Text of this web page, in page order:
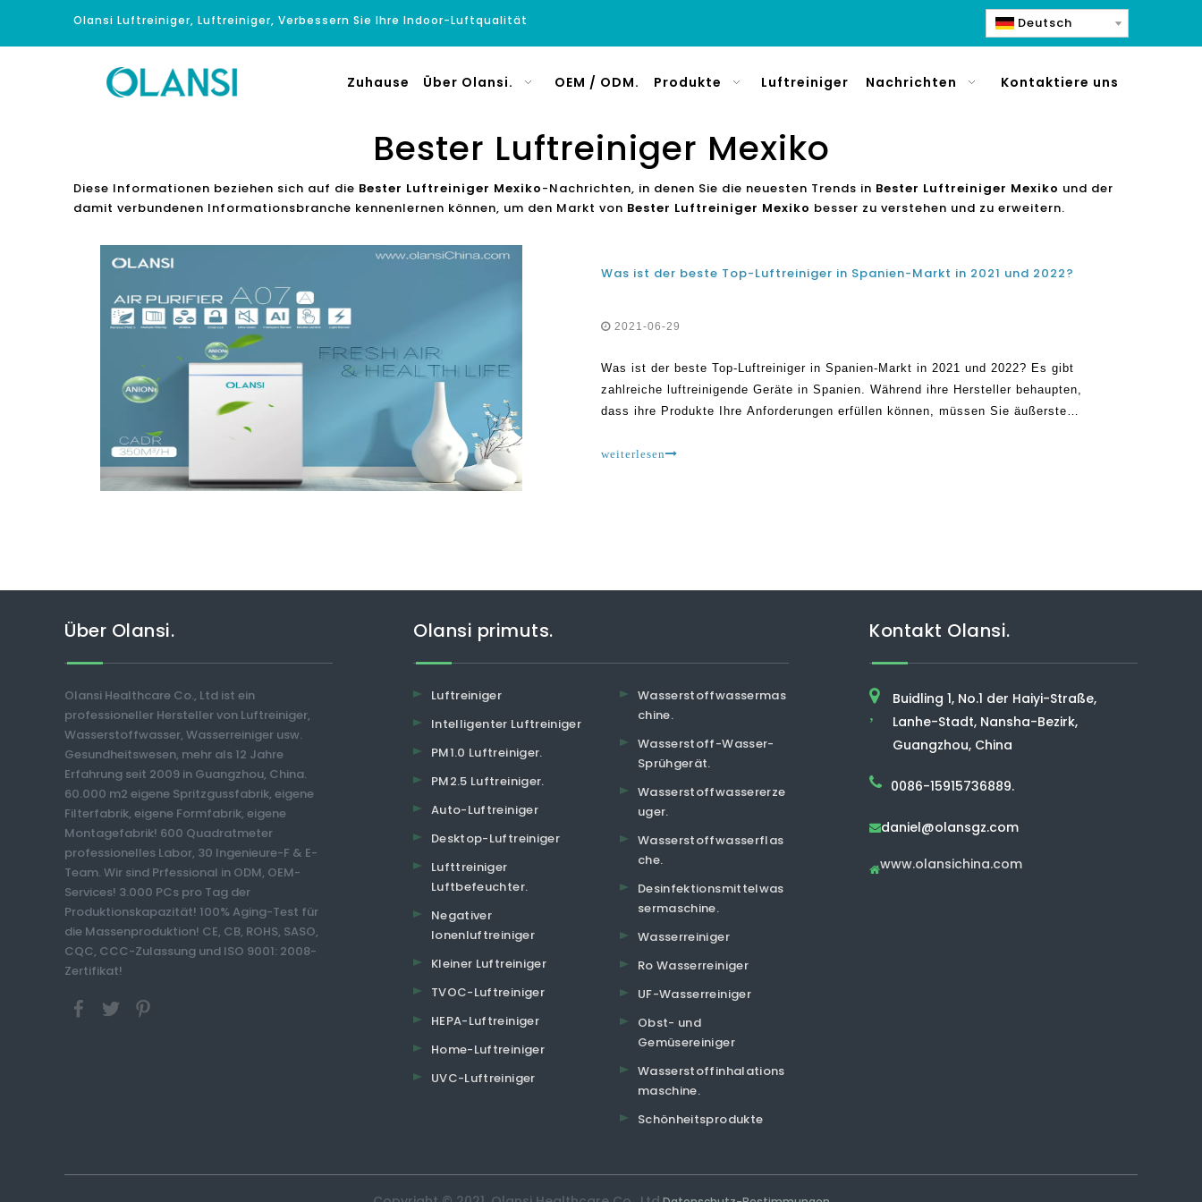
Olansi Luftreiniger, Luftreiniger, Verbessern Sie Ihre Indoor-Luftqualität Deutsch
Zuhause Über Olansi. OEM / ODM. Produkte Luftreiniger Nachrichten Kontaktiere uns
Bester Luftreiniger Mexiko
Diese Informationen beziehen sich auf die Bester Luftreiniger Mexiko-Nachrichten, in denen Sie die neuesten Trends in Bester Luftreiniger Mexiko und der
damit verbundenen Informationsbranche kennenlernen können, um den Markt von Bester Luftreiniger Mexiko besser zu verstehen und zu erweitern.
Was ist der beste Top-Luftreiniger in Spanien-Markt in 2021 und 2022?
2021-06-29
Was ist der beste Top-Luftreiniger in Spanien-Markt in 2021 und 2022? Es gibt
zahlreiche luftreinigende Geräte in Spanien. Während ihre Hersteller behaupten,
dass ihre Produkte Ihre Anforderungen erfüllen können, müssen Sie äußerste
weiterlesen
Über Olansi.
Olansi Healthcare Co., Ltd ist ein
professioneller Hersteller von Luftreiniger,
Wasserstoffwasser, Wasserreiniger usw.
Gesundheitswesen, mehr als 12 Jahre
Erfahrung seit 2009 in Guangzhou, China.
60.000 m2 eigene Spritzgussfabrik, eigene
Filterfabrik, eigene Formfabrik, eigene
Montagefabrik! 600 Quadratmeter
professionelles Labor, 30 Ingenieure-F & E-
Team. Wir sind Prfessional in ODM, OEM-
Services! 3.000 PCs pro Tag der
Produktionskapazität! 100% Aging-Test für
die Massenproduktion! CE, CB, ROHS, SASO,
CQC, CCC-Zulassung und ISO 9001: 2008-
Zertifikat!
Olansi primuts.
Luftreiniger
Intelligenter Luftreiniger
PM1.0 Luftreiniger.
PM2.5 Luftreiniger.
Auto-Luftreiniger
Desktop-Luftreiniger
Lufttreiniger
Luftbefeuchter.
Negativer
Ionenluftreiniger
Kleiner Luftreiniger
TVOC-Luftreiniger
HEPA-Luftreiniger
Home-Luftreiniger
UVC-Luftreiniger
Wasserstoffwassermas
chine.
Wasserstoff-Wasser-
Sprühgerät.
Wasserstoffwassererze
uger.
Wasserstoffwasserflas
che.
Desinfektionsmittelwas
sermaschine.
Wasserreiniger
Ro Wasserreiniger
UF-Wasserreiniger
Obst- und
Gemüsereiniger
Wasserstoffinhalations
maschine.
Schönheitsprodukte
Kontakt Olansi.
,
Buidling 1, No.1 der Haiyi-Straße,
Lanhe-Stadt, Nansha-Bezirk,
Guangzhou, China
0086-15915736889.
daniel@olansgz.com
www.olansichina.com